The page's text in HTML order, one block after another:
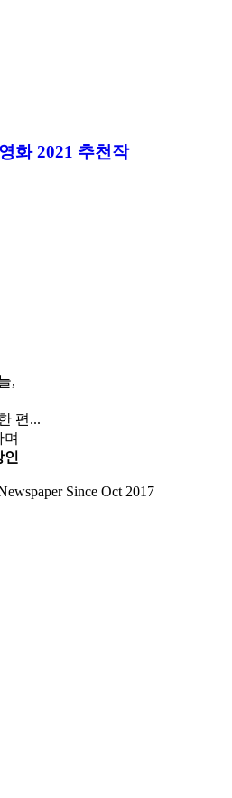
화 2021 추천작
,
편...
인
Since Oct 2017